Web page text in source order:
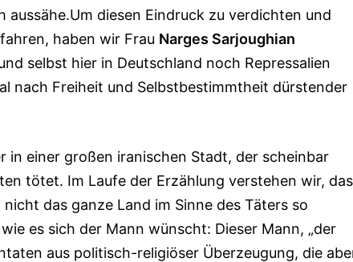
aussähe.Um diesen Eindruck zu verdichten und
haben wir Frau Narges Sarjoughian
selbst hier in Deutschland noch Repressalien
nach Freiheit und Selbstbestimmtheit dürstender
in einer großen iranischen Stadt, der scheinbar
tötet. Im Laufe der Erzählung verstehen wir,
das ganze Land im Sinne des Täters so
es sich der Mann wünscht: Dieser Mann, „der
aus politisch-religiöser Überzeugung, die